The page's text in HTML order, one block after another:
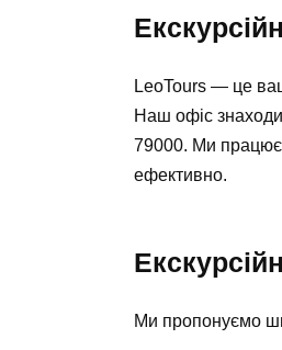
LeoTours — це
Наш офіс
79000. Ми
ефективно.
Ми пропонуємо